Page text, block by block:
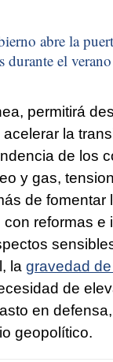
abre la
durante el verano
permitirá
la
de los
y gas,
de fomentar
reformas e
la gravedad
de
en
geopolítico.